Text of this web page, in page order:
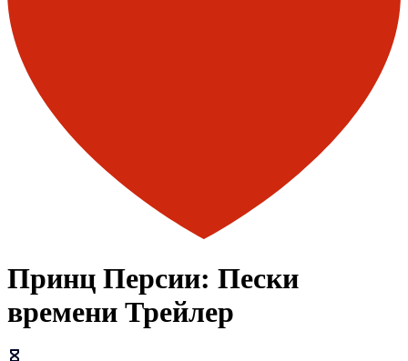
Принц Персии: Пески
времени Трейлер